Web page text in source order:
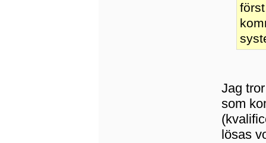
Jag
som
lösas